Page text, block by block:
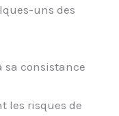
uns des
sa consistance
les risques de